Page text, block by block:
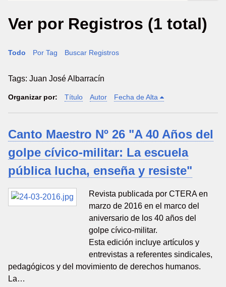
Ver por Registros (1 total)
Todo Por Tag Buscar Registros
Tags: Juan José Albarracín
Organizar por: Título Autor Fecha de Alta
Canto Maestro Nº 26 "A 40 Años del
golpe cívico-militar: La escuela
pública lucha, enseña y resiste"
Revista publicada por CTERA en
marzo de 2016 en el marco del
aniversario de los 40 años del
golpe cívico-militar.
Esta edición incluye artículos y
entrevistas a referentes sindicales,
pedagógicos y del movimiento de derechos humanos.
La…